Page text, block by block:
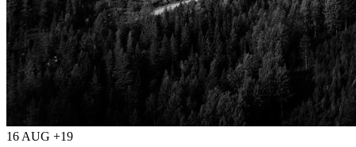
16 AUG +19